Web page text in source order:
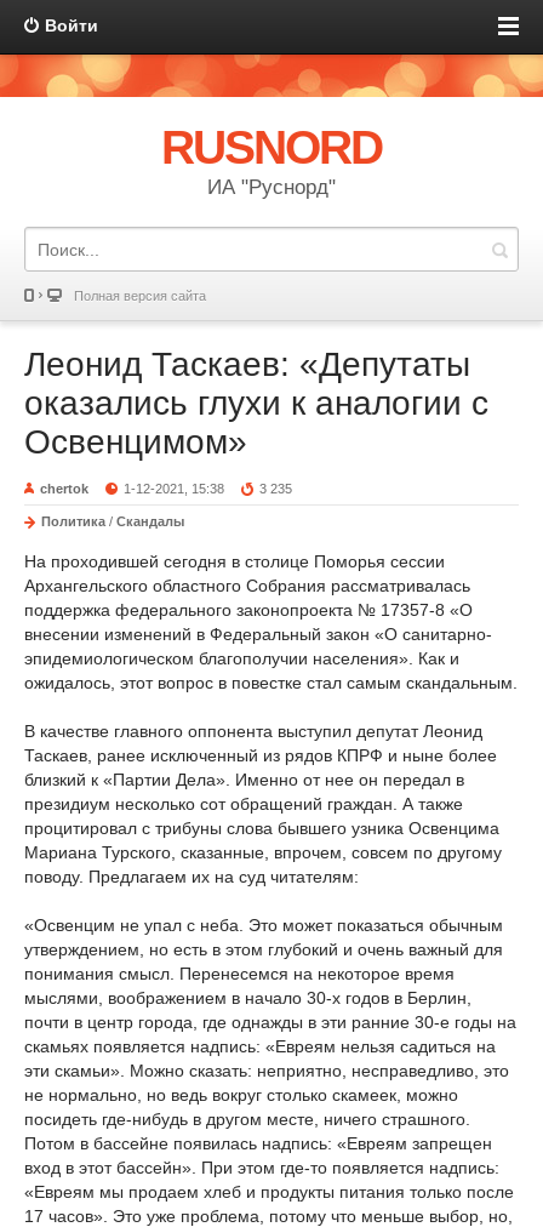
Войти
RUSNORD
ИА "Руснорд"
Полная версия сайта
Леонид Таскаев: «Депутаты
оказались глухи к аналогии с
Освенцимом»
chertok 1-12-2021, 15:38 3 235
Политика / Скандалы
На проходившей сегодня в столице Поморья сессии
Архангельского областного Собрания рассматривалась
поддержка федерального законопроекта № 17357-8 «О
внесении изменений в Федеральный закон «О санитарно-
эпидемиологическом благополучии населения». Как и
ожидалось, этот вопрос в повестке стал самым скандальным.
В качестве главного оппонента выступил депутат Леонид
Таскаев, ранее исключенный из рядов КПРФ и ныне более
близкий к «Партии Дела». Именно от нее он передал в
президиум несколько сот обращений граждан. А также
процитировал с трибуны слова бывшего узника Освенцима
Мариана Турского, сказанные, впрочем, совсем по другому
поводу. Предлагаем их на суд читателям:
«Освенцим не упал с неба. Это может показаться обычным
утверждением, но есть в этом глубокий и очень важный для
понимания смысл. Перенесемся на некоторое время
мыслями, воображением в начало 30-х годов в Берлин,
почти в центр города, где однажды в эти ранние 30-е годы на
скамьях появляется надпись: «Евреям нельзя садиться на
эти скамьи». Можно сказать: неприятно, несправедливо, это
не нормально, но ведь вокруг столько скамеек, можно
посидеть где-нибудь в другом месте, ничего страшного.
Потом в бассейне появилась надпись: «Евреям запрещен
вход в этот бассейн». При этом где-то появляется надпись:
«Евреям мы продаем хлеб и продукты питания только после
17 часов». Это уже проблема, потому что меньше выбор, но,